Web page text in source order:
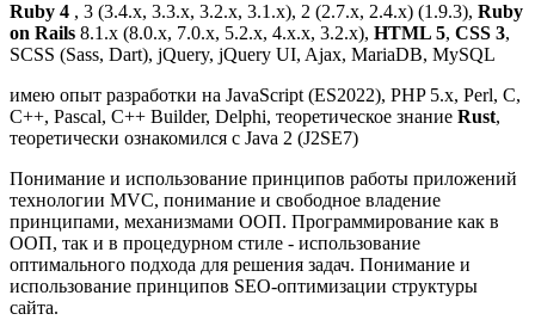
Ruby 4 , 3 (3.4.x, 3.3.x, 3.2.x, 3.1.x), 2 (2.7.x, 2.4.x) (1.9.3), Ruby
on Rails 8.1.x (8.0.x, 7.0.x, 5.2.x, 4.x.x, 3.2.x), HTML 5, CSS 3,
SCSS (Sass, Dart), jQuery, jQuery UI, Ajax, MariaDB, MySQL
имею опыт разработки на JavaScript (ES2022), PHP 5.x, Perl, C,
C++, Pascal, C++ Builder, Delphi, теоретическое знание Rust,
теоретически ознакомился с Java 2 (J2SE7)
Понимание и использование принципов работы приложений
технологии MVC, понимание и свободное владение
принципами, механизмами ООП. Программирование как в
ООП, так и в процедурном стиле - использование
оптимального подхода для решения задач. Понимание и
использование принципов SEO-оптимизации структуры
сайта.